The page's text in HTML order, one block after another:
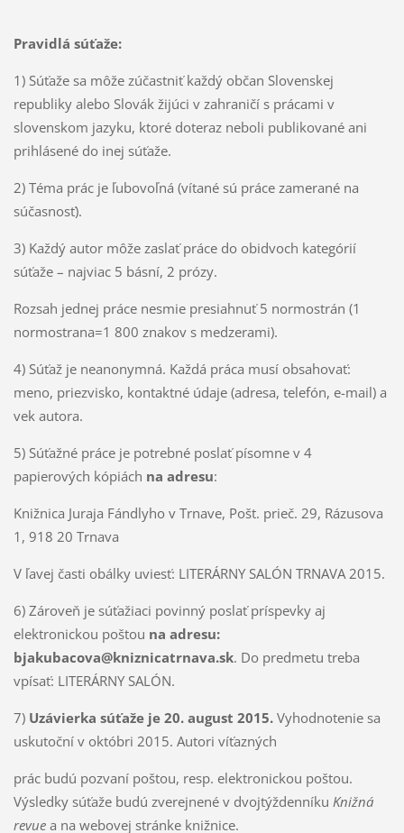
Pravidlá súťaže:
1) Súťaže sa môže zúčastniť každý občan Slovenskej
republiky alebo Slovák žijúci v zahraničí s prácami v
slovenskom jazyku, ktoré doteraz neboli publikované ani
prihlásené do inej súťaže.
2) Téma prác je ľubovoľná (vítané sú práce zamerané na
súčasnosť).
3) Každý autor môže zaslať práce do obidvoch kategórií
súťaže – najviac 5 básní, 2 prózy.
Rozsah jednej práce nesmie presiahnuť 5 normostrán (1
normostrana=1 800 znakov s medzerami).
4) Súťaž je neanonymná. Každá práca musí obsahovať:
meno, priezvisko, kontaktné údaje (adresa, telefón, e-mail) a
vek autora.
5) Súťažné práce je potrebné poslať písomne v 4
papierových kópiách na adresu:
Knižnica Juraja Fándlyho v Trnave, Pošt. prieč. 29, Rázusova
1, 918 20 Trnava
V ľavej časti obálky uviesť: LITERÁRNY SALÓN TRNAVA 2015.
6) Zároveň je súťažiaci povinný poslať príspevky aj
elektronickou poštou na adresu:
bjakubacova@kniznicatrnava.sk. Do predmetu treba
vpísať: LITERÁRNY SALÓN.
7) Uzávierka súťaže je 20. august 2015. Vyhodnotenie sa
uskutoční v októbri 2015. Autori víťazných
prác budú pozvaní poštou, resp. elektronickou poštou.
Výsledky súťaže budú zverejnené v dvojtýždenníku Knižná
revue a na webovej stránke knižnice.